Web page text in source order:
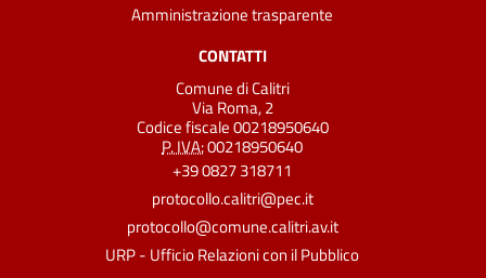
Amministrazione trasparente
CONTATTI
Comune di Calitri
Via Roma, 2
Codice fiscale 00218950640
P. IVA:00218950640
+39 0827 318711
protocollo.calitri@pec.it
protocollo@comune.calitri.av.it
URP - Ufficio Relazioni con il Pubblico